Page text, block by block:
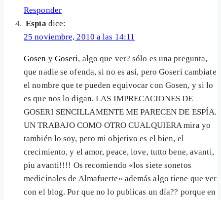
Responder
Espía dice:
25 noviembre, 2010 a las 14:11
Gosen y Goseri, algo que ver? sólo es una pregunta,
que nadie se ofenda, si no es así, pero Goseri cambiate
el nombre que te pueden equivocar con Gosen, y si lo
es que nos lo digan. LAS IMPRECACIONES DE
GOSERI SENCILLAMENTE ME PARECEN DE ESPÍA.
UN TRABAJO COMO OTRO CUALQUIERA mira yo
también lo soy, pero mi objetivo es el bien, el
crecimiento, y el amor, peace, love, tutto bene, avanti,
piu avanti!!!! Os recomiendo «los siete sonetos
medicinales de Almafuerte» además algo tiene que ver
con el blog. Por que no lo publicas un día?? porque en